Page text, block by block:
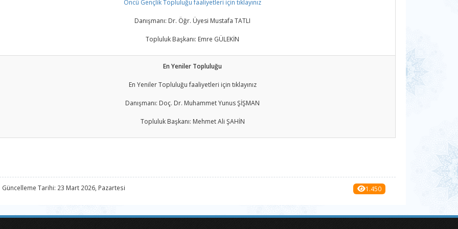
Öncü Gençlik Topluluğu faaliyetleri için tıklayınız
Danışmanı: Dr. Öğr. Üyesi Mustafa TATLI
Topluluk Başkanı: Emre GÜLEKİN
En Yeniler Topluluğu
En Yeniler Topluluğu faaliyetleri için tıklayınız
Danışmanı: Doç. Dr. Muhammet Yunus ŞİŞMAN
Topluluk Başkanı: Mehmet Ali ŞAHİN
Güncelleme Tarihi: 23 Mart 2026, Pazartesi 1.450